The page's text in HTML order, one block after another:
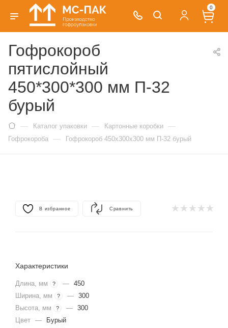
0
Гофрокороб
пятислойный
450*300*300 мм П-32
бурый
— Каталог упаковки — Картонные коробки —
Гофрокороба — Гофрокороб 450х300х300 мм П-32 бурый
В избранное Сравнить
Характеристики
Длина, мм ? — 450
Ширина, мм
? — 300
Высота, мм
? — 300
Цвет —
Бурый